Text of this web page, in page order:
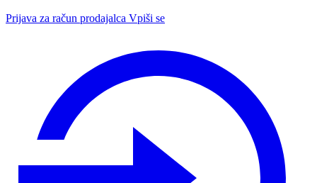
Prijava za račun prodajalca Vpiši se